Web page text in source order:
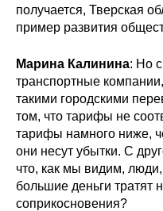
получается, Тверская
пример развития
Марина Калинина: Но
транспортные
такими городскими
том, что тарифы не
тарифы намного ниже,
они несут убытки. С
что, как мы видим,
большие деньги тратят
соприкосновения?